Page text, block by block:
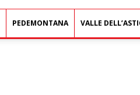
PEDEMONTANA VALLE